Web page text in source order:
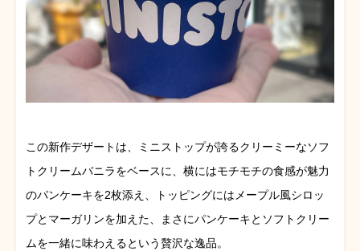
この新作デザートは、ミニストップが誇るクリーミーなソフ
トクリームバニラをベースに、横にはモチモチの食感が魅力
のパンケーキを2枚添え、トッピングにはメープル風シロッ
プとマーガリンを加えた、まさにパンケーキとソフトクリー
ムを一緒に味わえるという贅沢な逸品。